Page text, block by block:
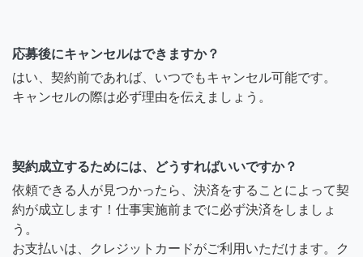
応募後にキャンセルはできますか？
はい、契約前であれば、いつでもキャンセル可能です。
キャンセルの際は必ず理由を伝えましょう。
契約成立するためには、どうすればいいですか？
依頼できる人が見つかったら、決済をすることによって契
約が成立します！仕事実施前までに必ず決済をしましょ
う。
お支払いは、クレジットカードがご利用いただけます。ク